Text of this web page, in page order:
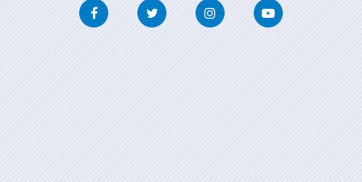
FacebookTwitter InstagramYoutube